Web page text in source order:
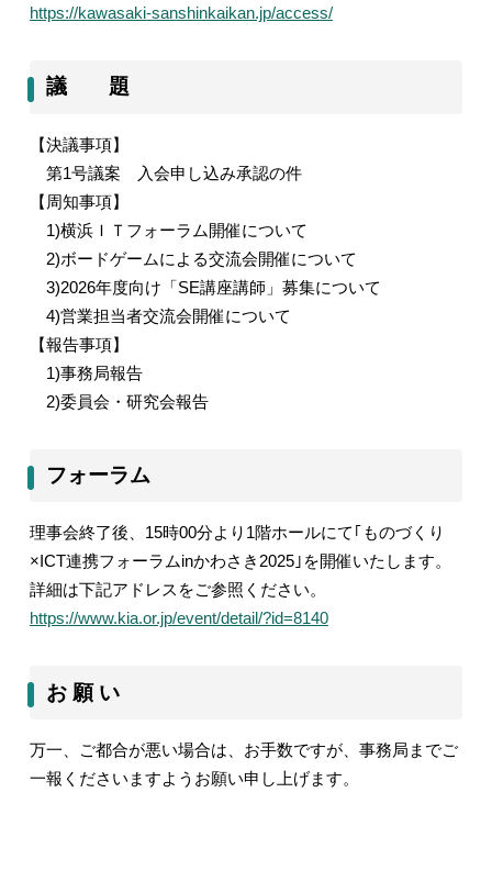
https://kawasaki-sanshinkaikan.jp/access/
議 題
【決議事項】
第1号議案 入会申し込み承認の件
【周知事項】
1)横浜ＩＴフォーラム開催について
2)ボードゲームによる交流会開催について
3)2026年度向け「SE講座講師」募集について
4)営業担当者交流会開催について
【報告事項】
1)事務局報告
2)委員会・研究会報告
フォーラム
理事会終了後、 15時00分より 1階ホールにて｢ものづくり
×ICT連携フォーラムinかわさき 2025｣を開催いたします。
詳細は下記アドレスをご参照ください。
https://www.kia.or.jp/event/detail/?id=8140
お 願 い
万一、ご都合が悪い場合は、お手数ですが、事務局までご
一報くださいますようお願い申し上げます。